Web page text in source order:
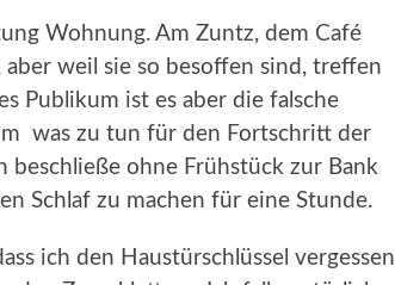
Wohnung. Am Zuntz, dem Café
weil sie so besoffen sind, treffen
Publikum ist es aber die falsche
was zu tun für den Fortschritt der
beschließe ohne Frühstück zur Bank
Schlaf zu machen für eine Stunde.
ich den Haustürschlüssel vergessen